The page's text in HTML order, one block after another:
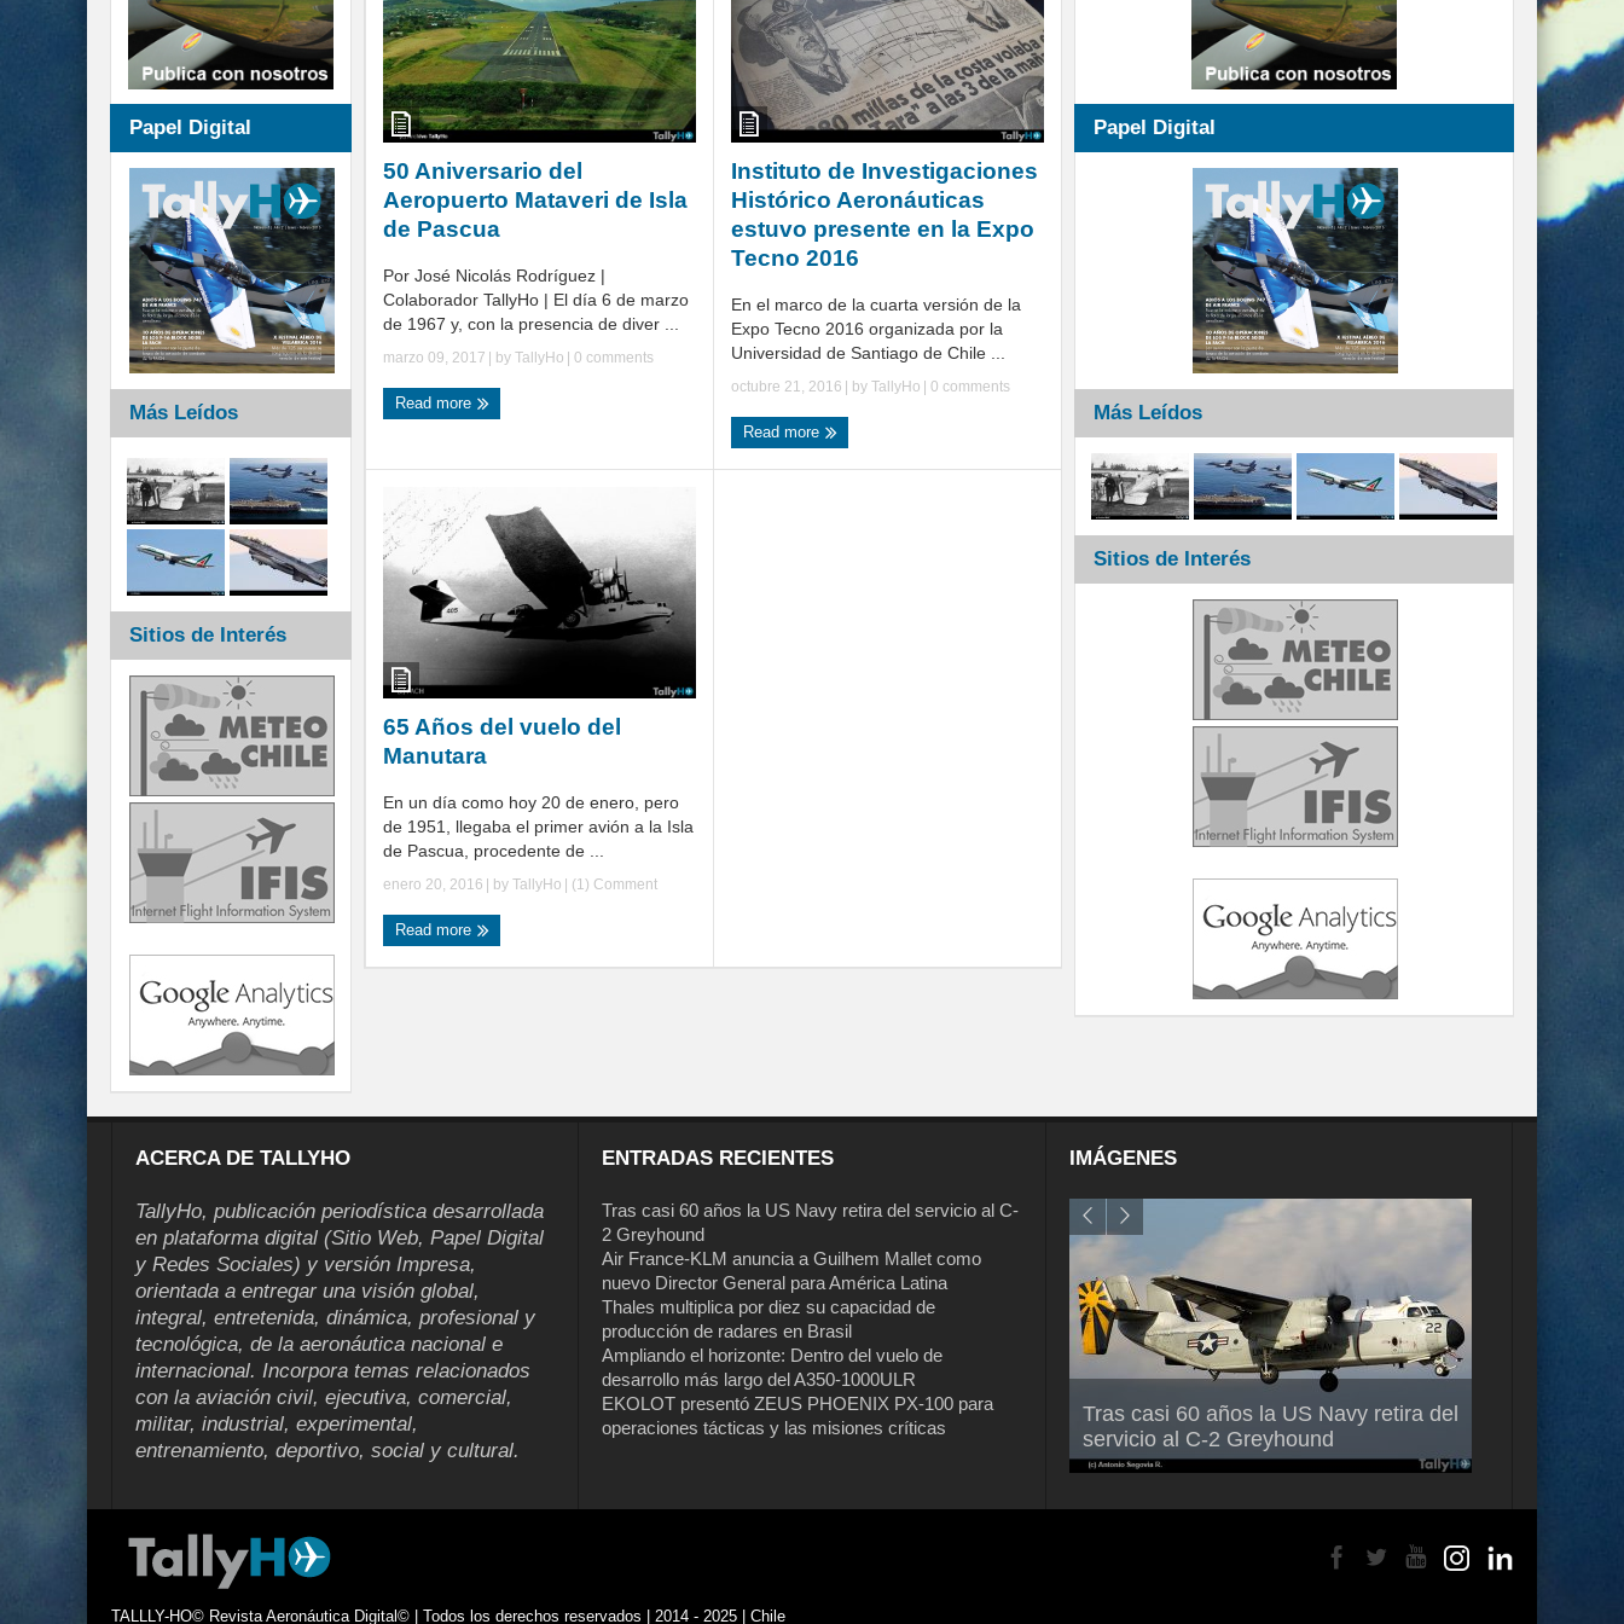
50 Aniversario del
Aeropuerto Mataveri de Isla
de Pascua
Por José Nicolás Rodríguez |
Colaborador TallyHo | El día 6 de marzo
de 1967 y, con la presencia de diver ...
marzo 09, 2017 | by TallyHo 0 comments
Read more
Instituto de Investigaciones
Histórico Aeronáuticas
estuvo presente en la Expo
Tecno 2016
En el marco de la cuarta versión de la
Expo Tecno 2016 organizada por la
Universidad de Santiago de Chile ...
octubre 21, 2016 | by TallyHo 0 comments
Read more
65 Años del vuelo del
Manutara
En un día como hoy 20 de enero, pero
de 1951, llegaba el primer avión a la Isla
de Pascua, procedente de ...
enero 20, 2016 | by TallyHo | (1) Comment
Read more
Papel Digital
Más Leídos
Sitios de Interés
Papel Digital
Más Leídos
Sitios de Interés
ACERCA DE TALLYHO
TallyHo, publicación periodística desarrollada
en plataforma digital (Sitio Web, Papel Digital
y Redes Sociales) y versión Impresa,
orientada a entregar una visión global,
integral, entretenida, dinámica, profesional y
tecnológica, de la aeronáutica nacional e
internacional. Incorpora temas relacionados
con la aviación civil, ejecutiva, comercial,
militar, industrial, experimental,
entrenamiento, deportivo, social y cultural.
ENTRADAS RECIENTES
Tras casi 60 años la US Navy retira del servicio al C-
2 Greyhound
Air France-KLM anuncia a Guilhem Mallet como
nuevo Director General para América Latina
Thales multiplica por diez su capacidad de
producción de radares en Brasil
Ampliando el horizonte: Dentro del vuelo de
desarrollo más largo del A350-1000ULR
EKOLOT presentó ZEUS PHOENIX PX-100 para
operaciones tácticas y las misiones críticas
IMÁGENES
Tras casi 60 años la US Navy retira del
servicio al C-2 Greyhound
Air France-KLM anuncia a Guilhem
Mallet como nuevo Director General
para América Latina
TALLLY-HO© Revista Aeronáutica Digital© | Todos los derechos reservados | 2014 - 2025 | Chile